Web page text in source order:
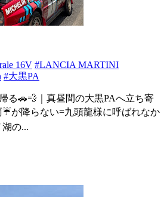
16V #LANCIA MARTINI
#大黒PA
帰る🚗💨｜真昼間の大黒PAへ立ち寄
が降らない=九頭龍様に呼ばれなか
の...